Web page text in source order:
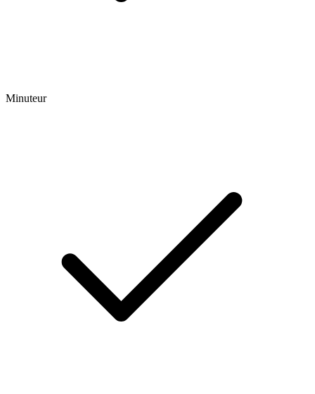
Minuteur